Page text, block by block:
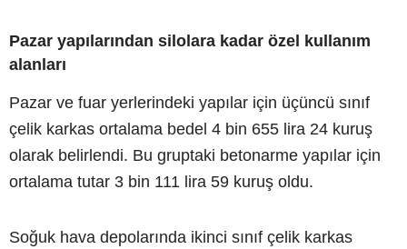
Pazar yapılarından silolara kadar özel kullanım
alanları
Pazar ve fuar yerlerindeki yapılar için üçüncü sınıf
çelik karkas ortalama bedel 4 bin 655 lira 24 kuruş
olarak belirlendi. Bu gruptaki betonarme yapılar için
ortalama tutar 3 bin 111 lira 59 kuruş oldu.
Soğuk hava depolarında ikinci sınıf çelik karkas